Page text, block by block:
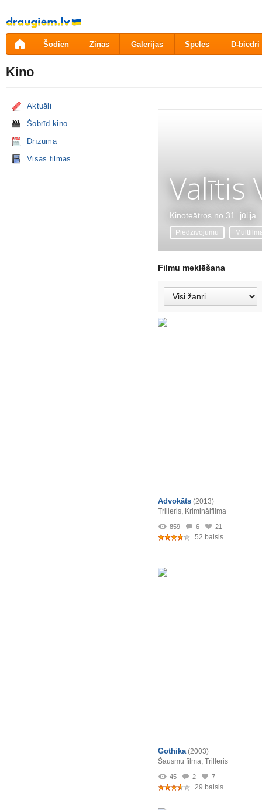
Pāriet
uz
saturu
Šodien Ziņas Galerijas Spēles D-biedri
Kino
Aktuāli
Šobrīd kino
Drīzumā
Visas filmas
Valītis
Kinoteātros no 31. jūlija
Piedzīvojumu
Filmu meklēšana
Advokāts (2013)
Trilleris, Kriminālfilma
859 6 21
52 balsis
Gothika (2003)
Šausmu filma, Trilleris
45 2 7
29 balsis